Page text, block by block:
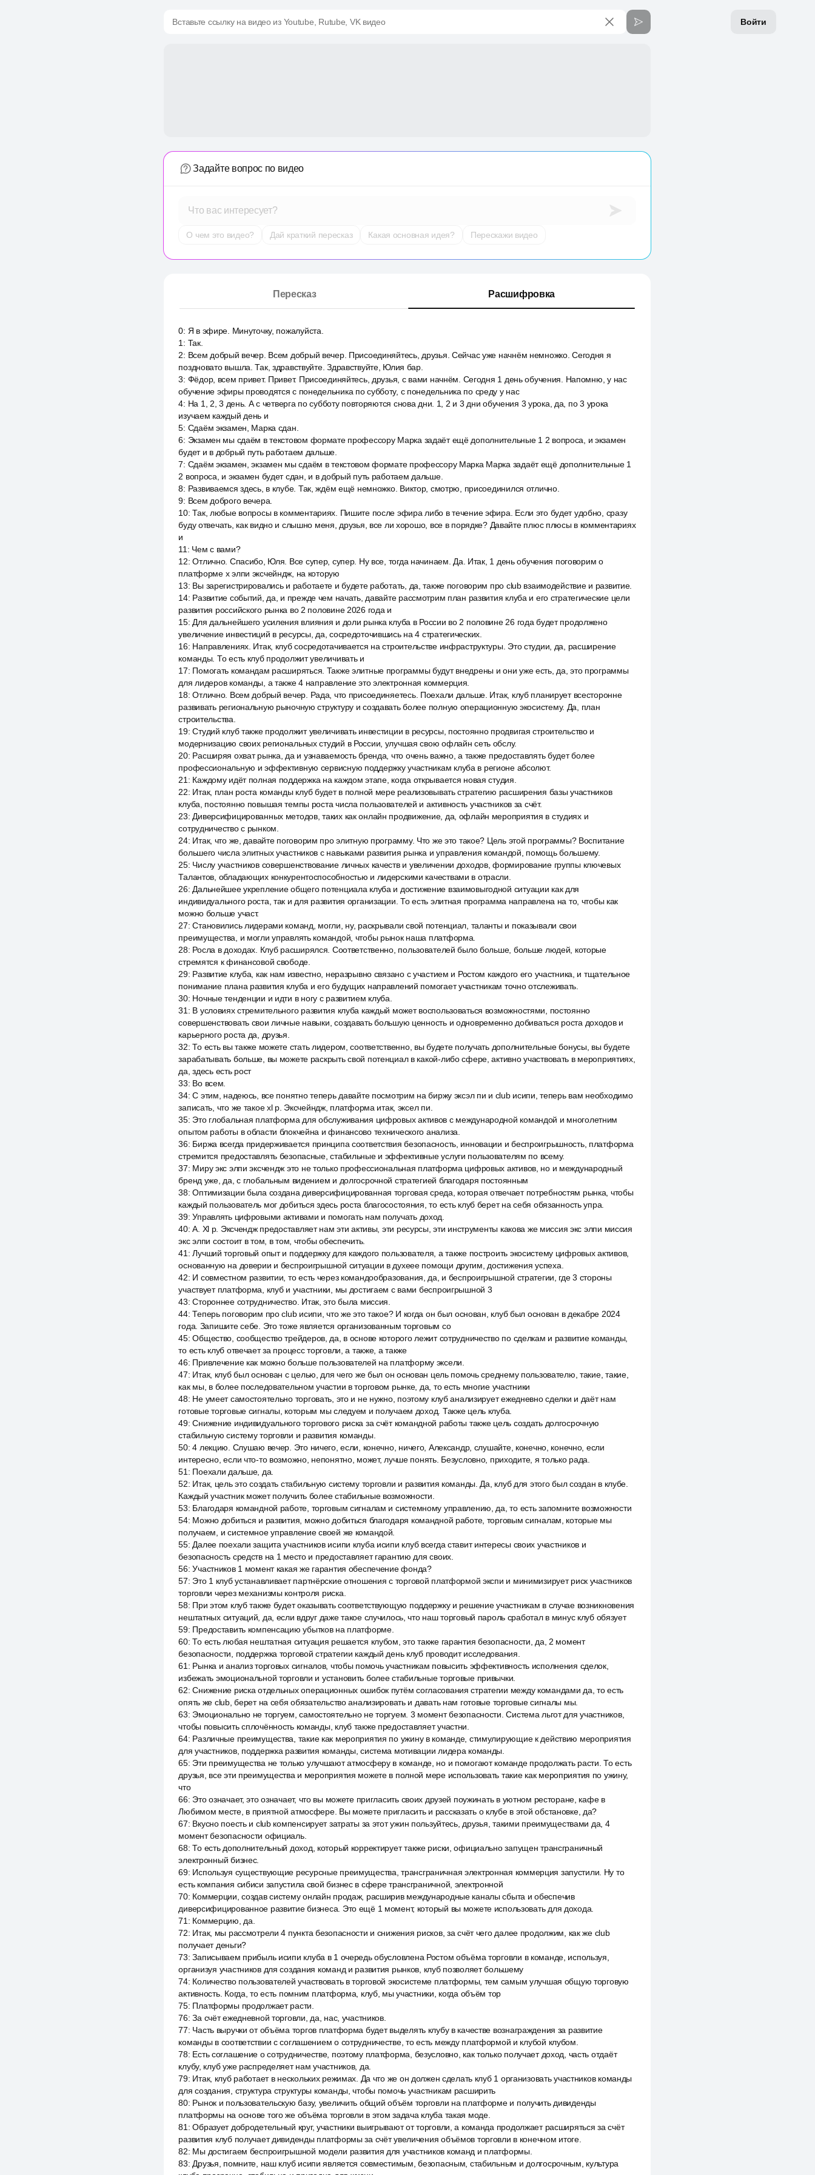
Войти
Вставьте ссылку на видео из Youtube, Rutube, VK видео
Задайте вопрос по видео
Что вас интересует?
О чем это видео? Дай краткий пересказ Какая основная идея? Перескажи видео
Пересказ Расшифровка
0: Я в эфире. Минуточку, пожалуйста.
1 : Так.
2: Всем добрый вечер. Всем добрый вечер. Присоединяйтесь, друзья. Сейчас уже начнём немножко. Сегодня я
поздновато вышла. Так, здравствуйте. Здравствуйте, Юлия бар.
3: Фёдор, всем привет. Привет. Присоединяйтесь, друзья, с вами начнём. Сегодня 1 день обучения. Напомню, у нас
обучение эфиры проводятся с понедельника по субботу, с понедельника по среду у нас
4: На 1, 2, 3 день. А с четверга по субботу повторяются снова дни. 1, 2 и 3 дни обучения 3 урока, да, по 3 урока
изучаем каждый день и
5: Сдаём экзамен, Марка сдан.
6: Экзамен мы сдаём в текстовом формате профессору Марка задаёт ещё дополнительные 1 2 вопроса, и экзамен
будет и в добрый путь работаем дальше.
7: Сдаём экзамен, экзамен мы сдаём в текстовом формате профессору Марка Марка задаёт ещё дополнительные 1
2 вопроса, и экзамен будет сдан, и в добрый путь работаем дальше.
8: Развиваемся здесь, в клубе. Так, ждём ещё немножко. Виктор, смотрю, присоединился отлично.
9: Всем доброго вечера.
10:Так, любые вопросы в комментариях. Пишите после эфира либо в течение эфира. Если это будет удобно, сразу
буду отвечать, как видно и слышно меня, друзья, все ли хорошо, все в порядке? Давайте плюс плюсы в комментариях
и
11 : Чем с вами?
12:Отлично. Спасибо, Юля. Все супер, супер. Ну все, тогда начинаем. Да. Итак, 1 день обучения поговорим о
платформе x элпи эксчейндж, на которую
13: Вы зарегистрировались и работаете и будете работать, да, также поговорим про club взаимодействие и развитие.
14: Развитие событий, да, и прежде чем начать, давайте рассмотрим план развития клуба и его стратегические цели
развития российского рынка во 2 половине 2026 года и
15: Для дальнейшего усиления влияния и доли рынка клуба в России во 2 половине 26 года будет продолжено
увеличение инвестиций в ресурсы, да, сосредоточившись на 4 стратегических.
16: Направлениях. Итак, клуб сосредотачивается на строительстве инфраструктуры. Это студии, да, расширение
команды. То есть клуб продолжит увеличивать и
17: Помогать командам расширяться. Также элитные программы будут внедрены и они уже есть, да, это программы
для лидеров команды, а также 4 направление это электронная коммерция.
18:Отлично. Всем добрый вечер. Рада, что присоединяетесь. Поехали дальше. Итак, клуб планирует всесторонне
развивать региональную рыночную структуру и создавать более полную операционную экосистему. Да, план
строительства.
19:Студий клуб также продолжит увеличивать инвестиции в ресурсы, постоянно продвигая строительство и
модернизацию своих региональных студий в России, улучшая свою офлайн сеть обслу.
20: Расширяя охват рынка, да и узнаваемость бренда, что очень важно, а также предоставлять будет более
профессиональную и эффективную сервисную поддержку участникам клуба в регионе абсолют.
21 : Каждому идёт полная поддержка на каждом этапе, когда открывается новая студия.
22: Итак, план роста команды клуб будет в полной мере реализовывать стратегию расширения базы участников
клуба, постоянно повышая темпы роста числа пользователей и активность участников за счёт.
23: Диверсифицированных методов, таких как онлайн продвижение, да, офлайн мероприятия в студиях и
сотрудничество с рынком.
24: Итак, что же, давайте поговорим про элитную программу. Что же это такое? Цель этой программы? Воспитание
большего числа элитных участников с навыками развития рынка и управления командой, помощь большему.
25: Числу участников совершенствование личных качеств и увеличении доходов, формирование группы ключевых
Талантов, обладающих конкурентоспособностью и лидерскими качествами в отрасли.
26: Дальнейшее укрепление общего потенциала клуба и достижение взаимовыгодной ситуации как для
индивидуального роста, так и для развития организации. То есть элитная программа направлена на то, чтобы как
можно больше участ.
27:Становились лидерами команд, могли, ну, раскрывали свой потенциал, таланты и показывали свои
преимущества, и могли управлять командой, чтобы рынок наша платформа.
28: Росла в доходах. Клуб расширялся. Соответственно, пользователей было больше, больше людей, которые
стремятся к финансовой свободе.
29: Развитие клуба, как нам известно, неразрывно связано с участием и Ростом каждого его участника, и тщательное
понимание плана развития клуба и его будущих направлений помогает участникам точно отслеживать.
30: Ночные тенденции и идти в ногу с развитием клуба.
31 : В условиях стремительного развития клуба каждый может воспользоваться возможностями, постоянно
совершенствовать свои личные навыки, создавать большую ценность и одновременно добиваться роста доходов и
карьерного роста да, друзья.
32:То есть вы также можете стать лидером, соответственно, вы будете получать дополнительные бонусы, вы будете
зарабатывать больше, вы можете раскрыть свой потенциал в какой-либо сфере, активно участвовать в мероприятиях,
да, здесь есть рост
33: Во всем.
34:С этим, надеюсь, все понятно теперь давайте посмотрим на биржу эксэл пи и club исипи, теперь вам необходимо
записать, что же такое xl p. Эксчейндж, платформа итак, эксел пи.
35: Это глобальная платформа для обслуживания цифровых активов с международной командой и многолетним
опытом работы в области блокчейна и финансово технического анализа.
36: Биржа всегда придерживается принципа соответствия безопасность, инновации и беспроигрышность, платформа
стремится предоставлять безопасные, стабильные и эффективные услуги пользователям по всему.
37: Миру экс элпи эксчендж это не только профессиональная платформа цифровых активов, но и международный
бренд уже, да, с глобальным видением и долгосрочной стратегией благодаря постоянным
38:Оптимизации была создана диверсифицированная торговая среда, которая отвечает потребностям рынка, чтобы
каждый пользователь мог добиться здесь роста благосостояния, то есть клуб берет на себя обязанность упра.
39:Управлять цифровыми активами и помогать нам получать доход.
40:А. Xl p. Эксчендж предоставляет нам эти активы, эти ресурсы, эти инструменты какова же миссия экс элпи миссия
экс элпи состоит в том, в том, чтобы обеспечить.
41 :Лучший торговый опыт и поддержку для каждого пользователя, а также построить экосистему цифровых активов,
основанную на доверии и беспроигрышной ситуации в духеее помощи другим, достижения успеха.
42: И совместном развитии, то есть через командообразования, да, и беспроигрышной стратегии, где 3 стороны
участвует платформа, клуб и участники, мы достигаем с вами беспроигрышной 3
43:Стороннее сотрудничество. Итак, это была миссия.
44:Теперь поговорим про club исипи, что же это такое? И когда он был основан, клуб был основан в декабре 2024
года. Запишите себе. Это тоже является организованным торговым со
45:Общество, сообщество трейдеров, да, в основе которого лежит сотрудничество по сделкам и развитие команды,
то есть клуб отвечает за процесс торговли, а также, а также
46: Привлечение как можно больше пользователей на платформу эксели.
47: Итак, клуб был основан с целью, для чего же был он основан цель помочь среднему пользователю, такие, такие,
как мы, в более последовательном участии в торговом рынке, да, то есть многие участники
48: Не умеет самостоятельно торговать, это и не нужно, поэтому клуб анализирует ежедневно сделки и даёт нам
готовые торговые сигналы, которым мы следуем и получаем доход. Также цель клуба.
49:Снижение индивидуального торгового риска за счёт командной работы также цель создать долгосрочную
стабильную систему торговли и развития команды.
50:4 лекцию. Слушаю вечер. Это ничего, если, конечно, ничего, Александр, слушайте, конечно, конечно, если
интересно, если что-то возможно, непонятно, может, лучше понять. Безусловно, приходите, я только рада.
51 : Поехали дальше, да.
52: Итак, цель это создать стабильную систему торговли и развития команды. Да, клуб для этого был создан в клубе.
Каждый участник может получить более стабильные возможности.
53: Благодаря командной работе, торговым сигналам и системному управлению, да, то есть запомните возможности
54: Можно добиться и развития, можно добиться благодаря командной работе, торговым сигналам, которые мы
получаем, и системное управление своей же командой.
55: Далее поехали защита участников исипи клуба исипи клуб всегда ставит интересы своих участников и
безопасность средств на 1 место и предоставляет гарантию для своих.
56:Участников 1 момент какая же гарантия обеспечение фонда?
57: Это 1 клуб устанавливает партнёрские отношения с торговой платформой экспи и минимизирует риск участников
торговли через механизмы контроля риска.
58: При этом клуб также будет оказывать соответствующую поддержку и решение участникам в случае возникновения
нештатных ситуаций, да, если вдруг даже такое случилось, что наш торговый пароль сработал в минус клуб обязует
59: Предоставить компенсацию убытков на платформе.
60:То есть любая нештатная ситуация решается клубом, это также гарантия безопасности, да, 2 момент
безопасности, поддержка торговой стратегии каждый день клуб проводит исследования.
61 : Рынка и анализ торговых сигналов, чтобы помочь участникам повысить эффективность исполнения сделок,
избежать эмоциональной торговли и установить более стабильные торговые привычки.
62:Снижение риска отдельных операционных ошибок путём согласования стратегии между командами да, то есть
опять же club, берет на себя обязательство анализировать и давать нам готовые торговые сигналы мы.
63: Эмоционально не торгуем, самостоятельно не торгуем. 3 момент безопасности. Система льгот для участников,
чтобы повысить сплочённость команды, клуб также предоставляет участни.
64: Различные преимущества, такие как мероприятия по ужину в команде, стимулирующие к действию мероприятия
для участников, поддержка развития команды, система мотивации лидера команды.
65: Эти преимущества не только улучшают атмосферу в команде, но и помогают команде продолжать расти. То есть
друзья, все эти преимущества и мероприятия можете в полной мере использовать такие как мероприятия по ужину,
что
66: Это означает, это означает, что вы можете пригласить своих друзей поужинать в уютном ресторане, кафе в
Любимом месте, в приятной атмосфере. Вы можете пригласить и рассказать о клубе в этой обстановке, да?
67: Вкусно поесть и club компенсирует затраты за этот ужин пользуйтесь, друзья, такими преимуществами да, 4
момент безопасности официаль.
68:То есть дополнительный доход, который корректирует также риски, официально запущен трансграничный
электронный бизнес.
69: Используя существующие ресурсные преимущества, трансграничная электронная коммерция запустили. Ну то
есть компания сибиси запустила свой бизнес в сфере трансграничной, электронной
70: Коммерции, создав систему онлайн продаж, расширив международные каналы сбыта и обеспечив
диверсифицированное развитие бизнеса. Это ещё 1 момент, который вы можете использовать для дохода.
71 : Коммерцию, да.
72: Итак, мы рассмотрели 4 пункта безопасности и снижения рисков, за счёт чего далее продолжим, как же club
получает деньги?
73:Записываем прибыль исипи клуба в 1 очередь обусловлена Ростом объёма торговли в команде, используя,
организуя участников для создания команд и развития рынков, клуб позволяет большему
74: Количество пользователей участвовать в торговой экосистеме платформы, тем самым улучшая общую торговую
активность. Когда, то есть помним платформа, клуб, мы участники, когда объём тор
75: Платформы продолжает расти.
76:За счёт ежедневной торговли, да, нас, участников.
77: Часть выручки от объёма торгов платформа будет выделять клубу в качестве вознаграждения за развитие
команды в соответствии с соглашением о сотрудничестве, то есть между платформой и клубой клубом.
78: Есть соглашение о сотрудничестве, поэтому платформа, безусловно, как только получает доход, часть отдаёт
клубу, клуб уже распределяет нам участников, да.
79: Итак, клуб работает в нескольких режимах. Да что же он должен сделать клуб 1 организовать участников команды
для создания, структура структуры команды, чтобы помочь участникам расширить
80: Рынок и пользовательскую базу, увеличить общий объём торговли на платформе и получить дивиденды
платформы на основе того же объёма торговли в этом задача клуба такая моде.
81 :Образует добродетельный круг, участники выигрывают от торговли, а команда продолжает расширяться за счёт
развития клуб получает дивиденды платформы за счёт увеличения объёмов торговли в конечном итоге.
82: Мы достигаем беспроигрышной модели развития для участников команд и платформы.
83: Друзья, помните, наш клуб исипи является совместимым, безопасным, стабильным и долгосрочным, культура